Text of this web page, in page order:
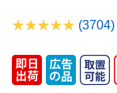
(3704)